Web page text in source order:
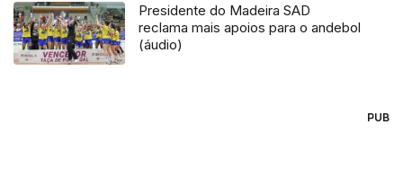
Presidente do Madeira SAD
reclama mais apoios para o andebol
(áudio)
PUB